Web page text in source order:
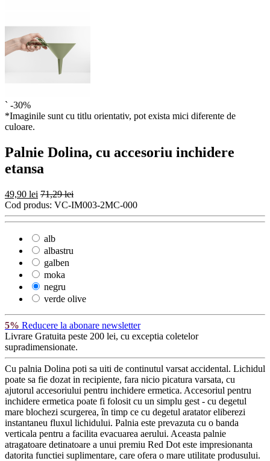
` -30%
*Imaginile sunt cu titlu orientativ, pot exista mici diferente de
culoare.
Palnie Dolina, cu accesoriu inchidere
etansa
49,90 lei 71,29 lei
Cod produs: VC-IM003-2MC-000
alb
albastru
galben
moka
negru
verde olive
5% Reducere la abonare newsletter
Livrare Gratuita peste 200 lei, cu exceptia coletelor
supradimensionate.
Cu palnia Dolina poti sa uiti de continutul varsat accidental. Lichidul
poate sa fie dozat in recipiente, fara nicio picatura varsata, cu
ajutorul accesoriului pentru inchidere ermetica. Accesoriul pentru
inchidere ermetica poate fi folosit cu un simplu gest - cu degetul
mare blochezi scurgerea, în timp ce cu degetul aratator eliberezi
instantaneu fluxul lichidului. Palnia este prevazuta cu o banda
verticala pentru a facilita evacuarea aerului. Aceasta palnie
atragatoare detinatoare a unui premiu Red Dot este impresionanta
datorita functiei suplimentare, care ofera o mare utilitate produsului.